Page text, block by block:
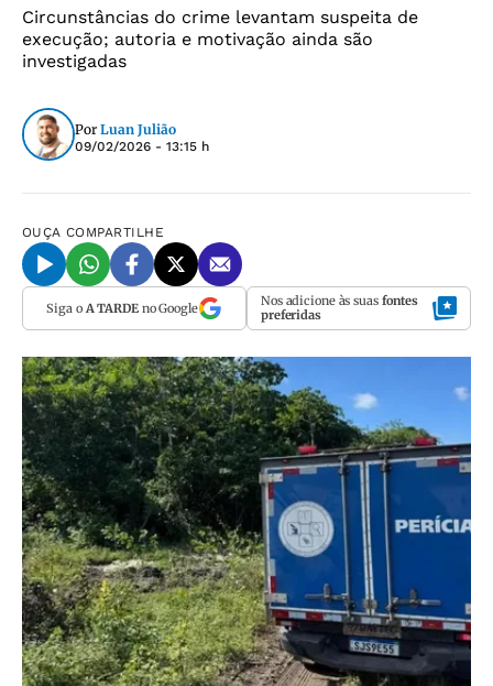
Circunstâncias do crime levantam suspeita de
execução; autoria e motivação ainda são
investigadas
Por Luan Julião
09/02/2026 - 13:15 h
OUÇA COMPARTILHE
Siga o A TARDEno Google Nos adicione às suas fontes
preferidas